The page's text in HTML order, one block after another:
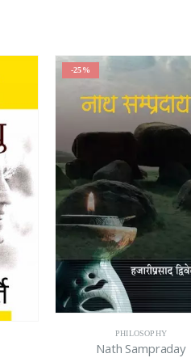
-25%
PHILOSOPHY
Nath Sampraday